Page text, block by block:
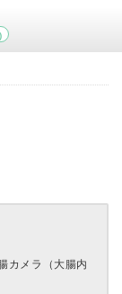
カメラ（大腸内